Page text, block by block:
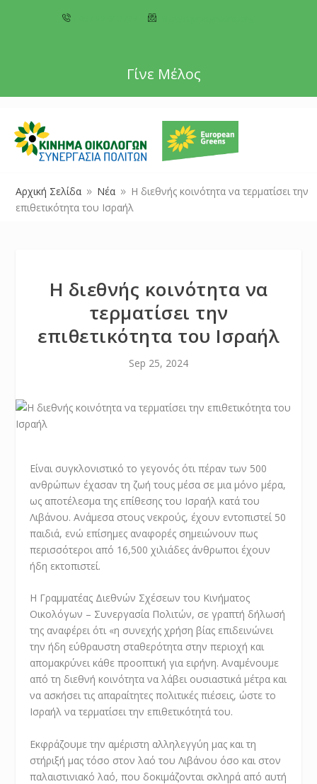
Γίνε Μέλος
Αρχική Σελίδα 9 Νέα 9
Η διεθνής κοινότητα να τερματίσει την
επιθετικότητα του Ισραήλ
Η διεθνής κοινότητα να
τερματίσει την
επιθετικότητα του Ισραήλ
Sep 25, 2024
Είναι συγκλονιστικό το γεγονός ότι πέραν των 500
ανθρώπων έχασαν τη ζωή τους μέσα σε μια μόνο μέρα,
ως αποτέλεσμα της επίθεσης του Ισραήλ κατά του
Λιβάνου. Ανάμεσα στους νεκρούς, έχουν εντοπιστεί 50
παιδιά, ενώ επίσημες αναφορές σημειώνουν πως
περισσότεροι από 16,500 χιλιάδες άνθρωποι έχουν
ήδη εκτοπιστεί.
Η Γραμματέας Διεθνών Σχέσεων του Κινήματος
Οικολόγων – Συνεργασία Πολιτών, σε γραπτή δήλωσή
της αναφέρει ότι «η συνεχής χρήση βίας επιδεινώνει
την ήδη εύθραυστη σταθερότητα στην περιοχή και
απομακρύνει κάθε προοπτική για ειρήνη. Αναμένουμε
από τη διεθνή κοινότητα να λάβει ουσιαστικά μέτρα και
να ασκήσει τις απαραίτητες πολιτικές πιέσεις, ώστε το
Ισραήλ να τερματίσει την επιθετικότητά του.
Εκφράζουμε την αμέριστη αλληλεγγύη μας και τη
στήριξή μας τόσο στον λαό του Λιβάνου όσο και στον
παλαιστινιακό λαό, που δοκιμάζονται σκληρά από αυτή